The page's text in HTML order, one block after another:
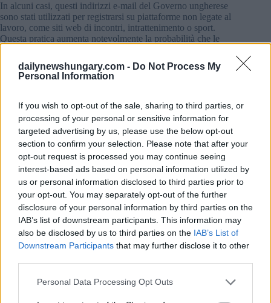
dailynewshungary.com - Do Not Process My
Personal Information
If you wish to opt-out of the sale, sharing to third parties, or
processing of your personal or sensitive information for
targeted advertising by us, please use the below opt-out
section to confirm your selection. Please note that after your
opt-out request is processed you may continue seeing
interest-based ads based on personal information utilized by
us or personal information disclosed to third parties prior to
your opt-out. You may separately opt-out of the further
disclosure of your personal information by third parties on the
IAB’s list of downstream participants. This information may
also be disclosed by us to third parties on the IAB’s List of
Downstream Participants that may further disclose it to other
Please note that this website/app uses one or more Google
Personal Data Processing Opt Outs
In alcuni casi, questi indirizzi e-mail del Governo ungherese
sono stati utilizzati per registrarsi su piattaforme non legate al
lavoro, come siti web di incontri, intrattenimento o sport.
Questa pratica aumenta notevolmente la probabilità che le
correlate.
e l’attivazione dell’autenticazione a più fattori, avrebbero
potuto evitare molti di questi incidenti.
Nel caso in cui se lo sia perso: “Tradimento”: Ilgoverno
ungheresepesantemente criticatodalla Francia per la
cooperazione con la Russia.
Rischi di malware e sincronizzazione dei dati
Ulteriori analisi hanno rivelato che alcune violazioni
potrebbero essere collegate a infezioni da malware. I
cosiddetti programmi “infostealer” possono raccogliere le
credenziali di accesso salvate dai dispositivi infetti. I browser
dispositivi tramite i servizi cloud, possono inavvertitamente
amplificare il problema.